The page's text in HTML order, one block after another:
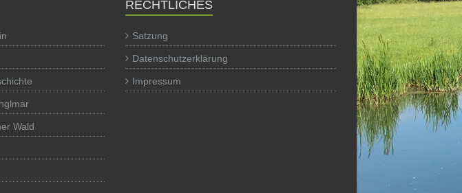
Wald
RECHTLICHES
Satzung
Datenschutzerklärung
Impressum